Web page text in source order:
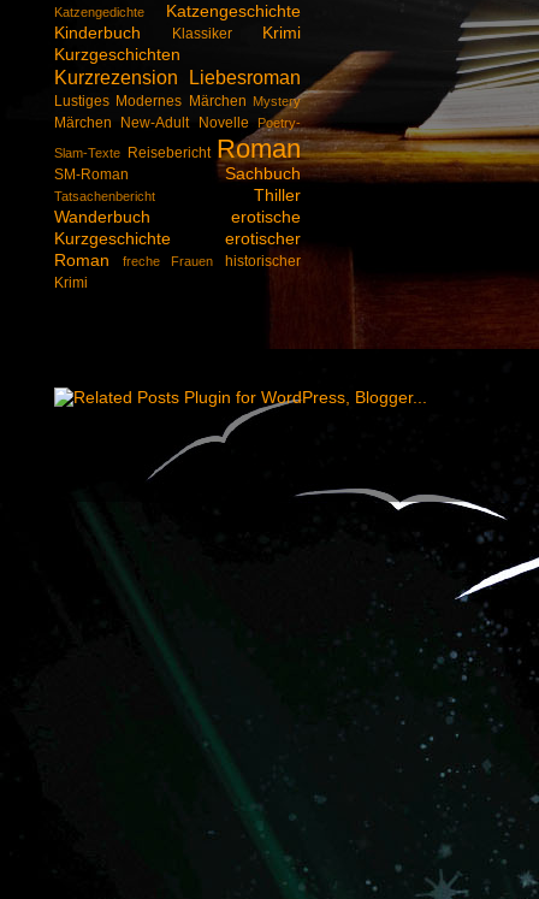
Katzengedichte
Katzengeschichte
Kinderbuch
Klassiker
Krimi
Kurzgeschichten
Kurzrezension Liebesroman
Lustiges Modernes Märchen Mystery
Märchen New-Adult Novelle Poetry-
Slam-Texte Reisebericht Roman
SM-Roman Sachbuch
Tatsachenbericht
Thiller
Wanderbuch
erotische
Kurzgeschichte
erotischer
Roman
freche Frauen
historischer
Krimi